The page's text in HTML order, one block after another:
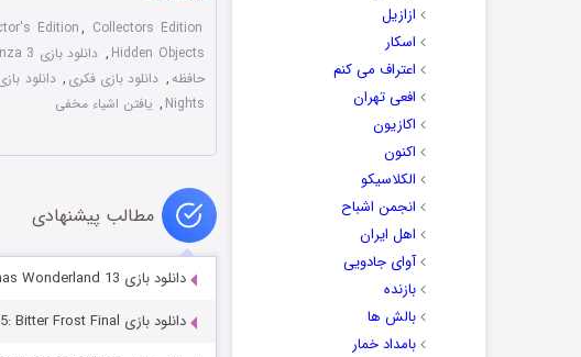
ازازیل
اسکار
اعتراف می کنم
افعی تهران
اکازیون
اکنون
الکلاسیکو
انجمن اشباح
اهل ایران
آوای جادویی
بازنده
بالش ها
بامداد خمار
Edition, Collectors Edition
Hidden Objects
, دانلود بازی Cadenza 3
حافظه, دانلود بازی فکری , دانلود
Nights
, یافتن اشیاء مخفی
مطالب پیشنهادی
دانلود بازی Christmas Wonderland 13
دانلود بازی Redemption Cemetery 5: Bitter Frost Final